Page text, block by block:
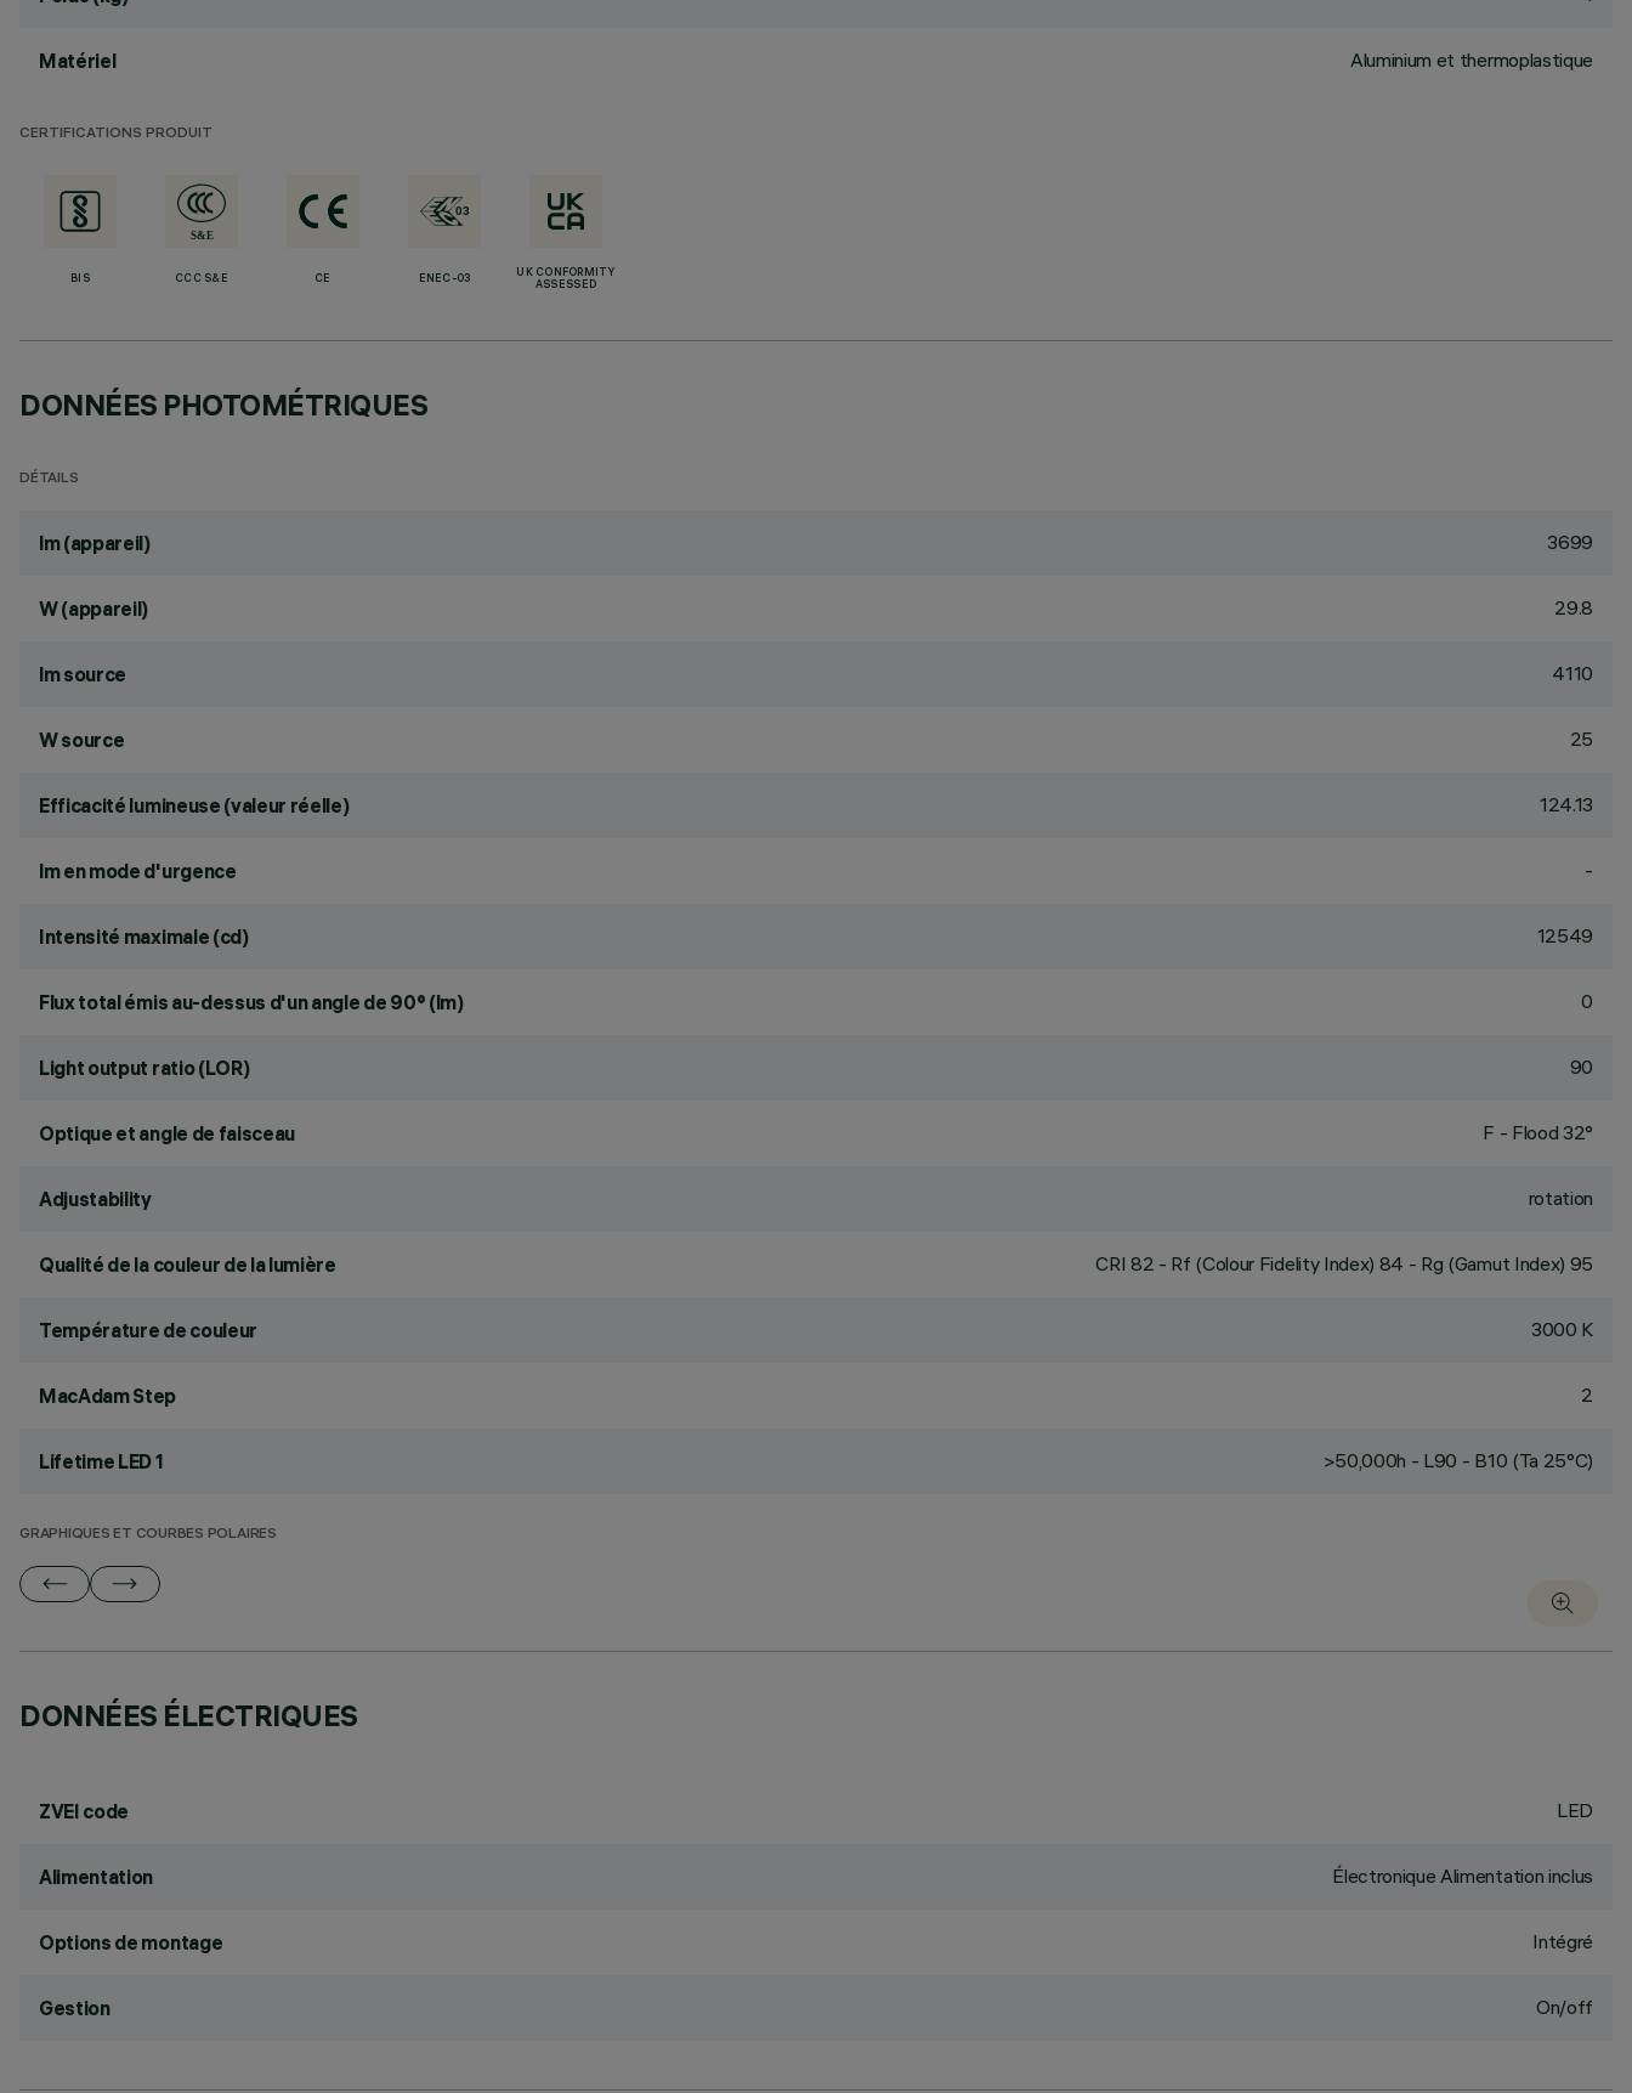
Matériel Aluminium et thermoplastique
CERTIFICATIONS PRODUIT
BIS CCC S&E CE ENEC-03
UK CONFORMITY
ASSESSED
DONNÉES PHOTOMÉTRIQUES
DÉTAILS
lm (appareil) 3699
W (appareil) 29.8
lm source 4110
W source 25
Efficacité lumineuse (valeur réelle) 124.13
lm en mode d'urgence -
Intensité maximale (cd) 12549
Flux total émis au-dessus d'un angle de 90° (lm) 0
Light output ratio (LOR) 90
Optique et angle de faisceau F - Flood 32°
Adjustability rotation
Qualité de la couleur de la lumière CRI 82 - Rf (Colour Fidelity Index) 84 - Rg (Gamut Index) 95
Température de couleur 3000 K
MacAdam Step 2
Lifetime LED 1 >50,000h - L90 - B10 (Ta 25°C)
GRAPHIQUES ET COURBES POLAIRES
DONNÉES ÉLECTRIQUES
ZVEI code LED
Alimentation Électronique Alimentation inclus
Options de montage Intégré
Gestion On/off